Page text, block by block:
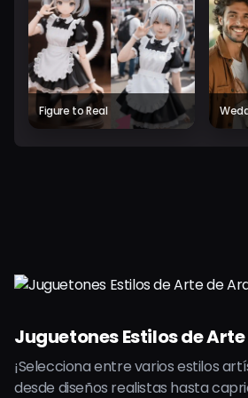
Figure to Real
Juguetones Estilos de
¡Selecciona entre varios estilos
desde diseños realistas hasta